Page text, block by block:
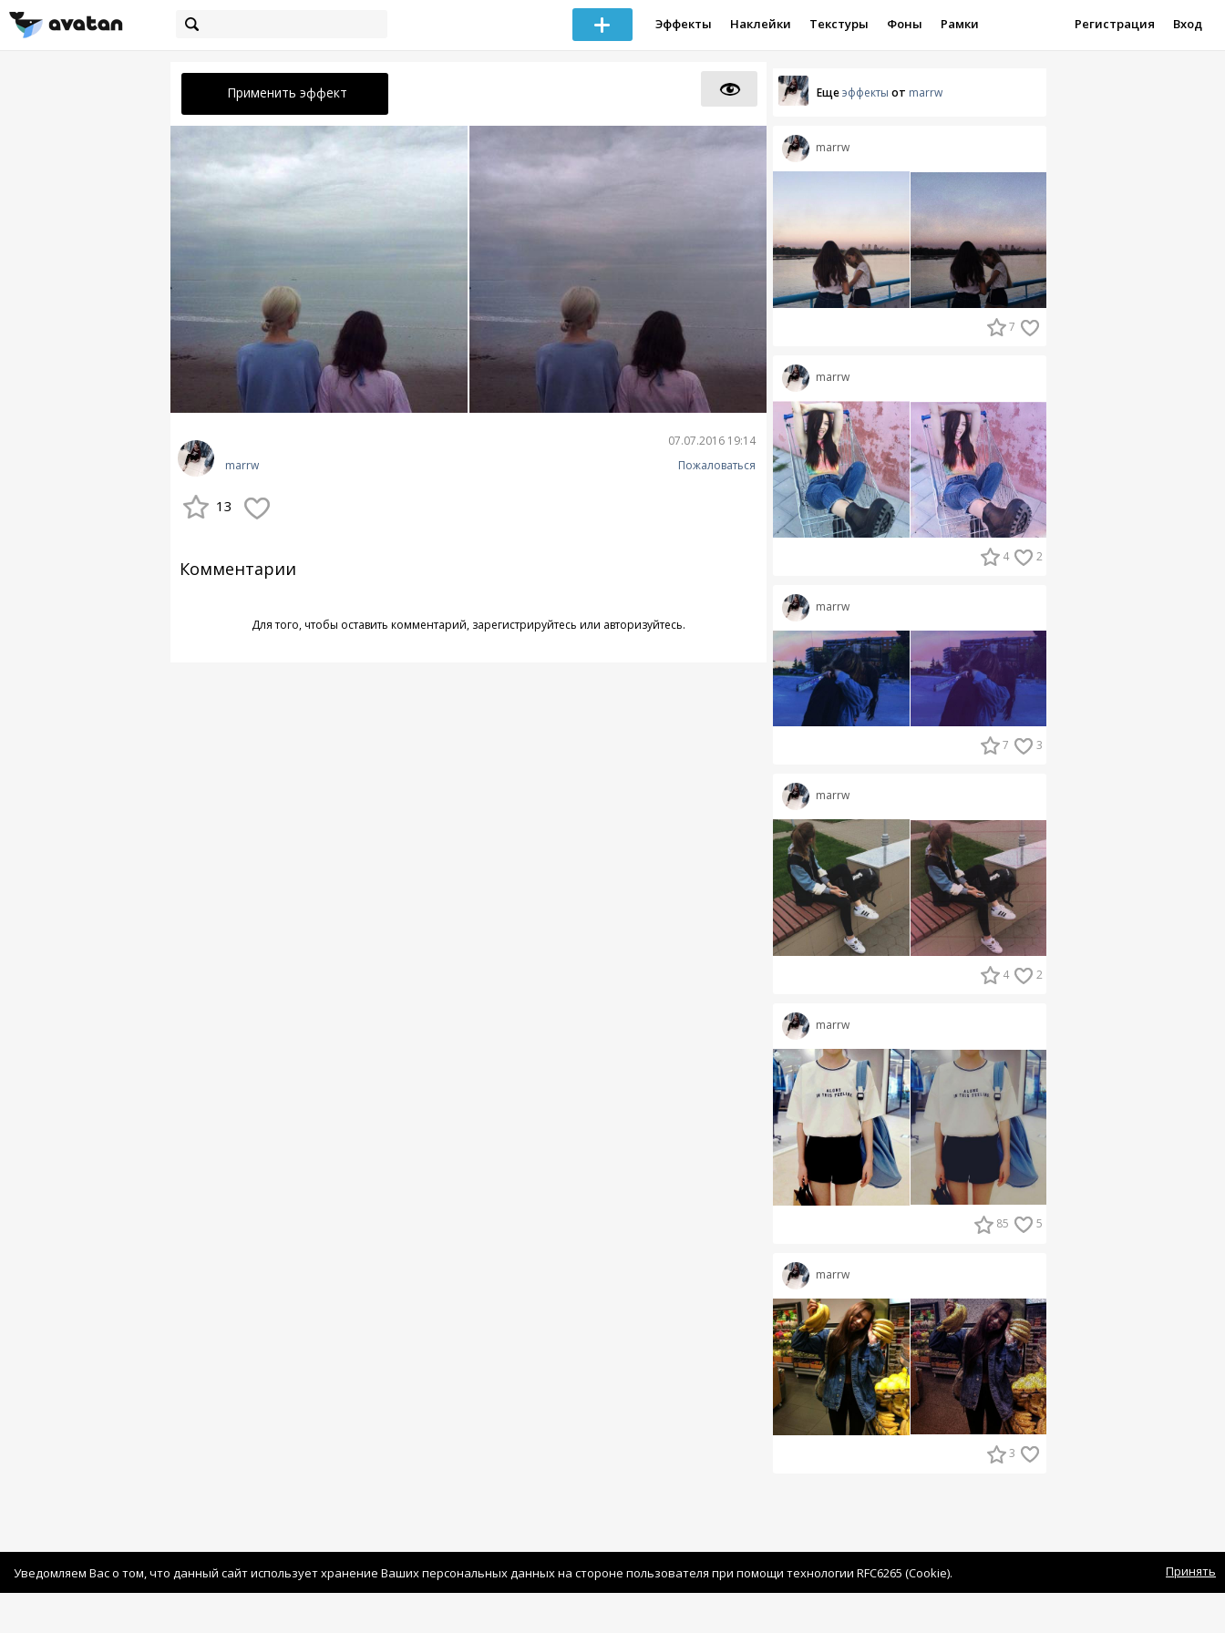
Эффекты Наклейки Текстуры Фоны Рамки Регистрация Вход
Применить эффект
marrw
07.07.2016 19:14
Пожаловаться
13
Комментарии
Для того, чтобы оставить комментарий, зарегистрируйтесь или авторизуйтесь.
Ещеэффекты от marrw
marrw
7
marrw
4 2
marrw
7 3
marrw
4 2
marrw
85 5
marrw
3
Уведомляем Вас о том, что данный сайт использует хранение Ваших персональных данных на стороне пользователя при помощи технологии RFC6265 (Cookie). Принять